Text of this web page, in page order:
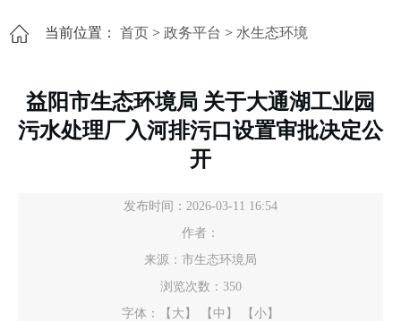
当前位置： 首页 > 政务平台 > 水生态环境
益阳市生态环境局 关于大通湖工业园
污水处理厂入河排污口设置审批决定公
开
发布时间：2026-03-11 16:54
作者：
来源：市生态环境局
浏览次数： 350
字体：
【大】 【中】 【小】